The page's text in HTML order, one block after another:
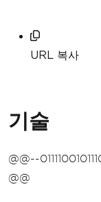
URL 복사
기술
@@--
@@